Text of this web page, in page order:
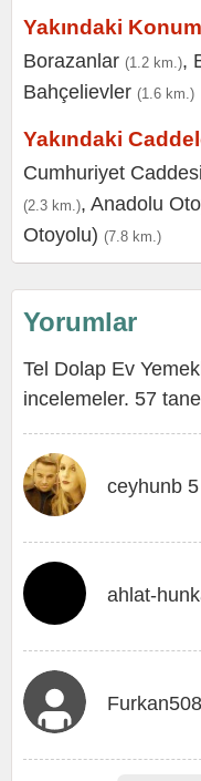
Yakındaki
Borazanlar (1.2 km.),
Bahçelievler (1.6 km.)
Yakındaki
Cumhuriyet Caddesi
(2.3 km.), Anadolu
Otoyolu) (7.8 km.)
Yorumlar
Tel Dolap Ev
incelemeler. 57
ceyhunb
ahlat-